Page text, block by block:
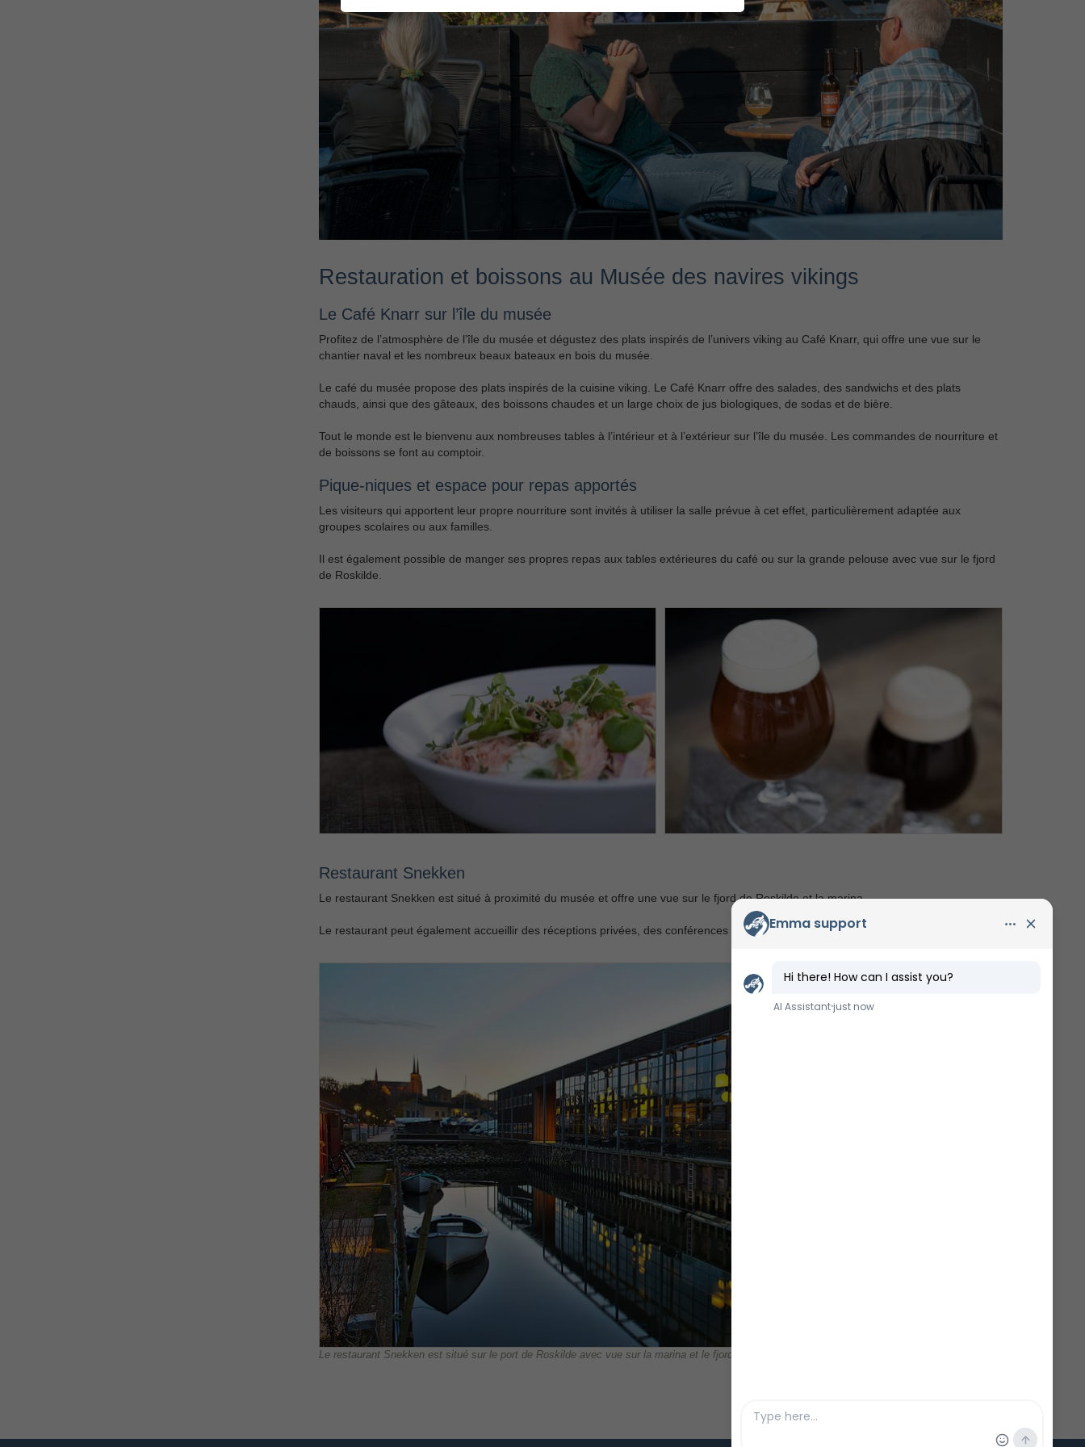
Restauration et boissons au Musée des navires vikings
Le Café Knarr sur l’île du musée
Profitez de l’atmosphère de l’île du musée et dégustez des plats inspirés de l’univers viking au Café Knarr, qui offre une vue sur le
chantier naval et les nombreux beaux bateaux en bois du musée.
Le café du musée propose des plats inspirés de la cuisine viking. Le Café Knarr offre des salades, des sandwichs et des plats
chauds, ainsi que des gâteaux, des boissons chaudes et un large choix de jus biologiques, de sodas et de bière.
Tout le monde est le bienvenu aux nombreuses tables à l’intérieur et à l’extérieur sur l’île du musée. Les commandes de nourriture et
de boissons se font au comptoir.
Pique-niques et espace pour repas apportés
Les visiteurs qui apportent leur propre nourriture sont invités à utiliser la salle prévue à cet effet, particulièrement adaptée aux
groupes scolaires ou aux familles.
Il est également possible de manger ses propres repas aux tables extérieures du café ou sur la grande pelouse avec vue sur le fjord
de Roskilde.
Restaurant Snekken
Le restaurant Snekken est situé à proximité du musée et offre une vue sur le fjord de Roskilde et la marina.
Le restaurant peut également accueillir des réceptions privées, des conférences et des événements.
Le restaurant Snekken est situé sur le port de Roskilde avec vue sur la marina et le fjord de Roskilde.